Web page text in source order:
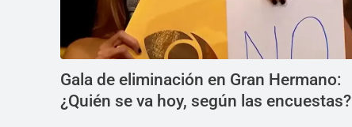
Gala de eliminación en Gran Hermano:
¿Quién se va hoy, según las encuestas?